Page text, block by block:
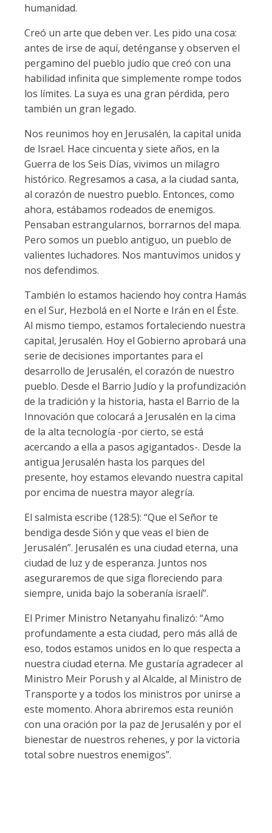
humanidad.
Creó un arte que deben ver. Les pido una cosa:
antes de irse de aquí, deténganse y observen el
pergamino del pueblo judío que creó con una
habilidad infinita que simplemente rompe todos
los límites. La suya es una gran pérdida, pero
también un gran legado.
Nos reunimos hoy en Jerusalén, la capital unida
de Israel. Hace cincuenta y siete años, en la
Guerra de los Seis Días, vivimos un milagro
histórico. Regresamos a casa, a la ciudad santa,
al corazón de nuestro pueblo. Entonces, como
ahora, estábamos rodeados de enemigos.
Pensaban estrangularnos, borrarnos del mapa.
Pero somos un pueblo antiguo, un pueblo de
valientes luchadores. Nos mantuvimos unidos y
nos defendimos.
También lo estamos haciendo hoy contra Hamás
en el Sur, Hezbolá en el Norte e Irán en el Éste.
Al mismo tiempo, estamos fortaleciendo nuestra
capital, Jerusalén. Hoy el Gobierno aprobará una
serie de decisiones importantes para el
desarrollo de Jerusalén, el corazón de nuestro
pueblo. Desde el Barrio Judío y la profundización
de la tradición y la historia, hasta el Barrio de la
Innovación que colocará a Jerusalén en la cima
de la alta tecnología -por cierto, se está
acercando a ella a pasos agigantados-. Desde la
antigua Jerusalén hasta los parques del
presente, hoy estamos elevando nuestra capital
por encima de nuestra mayor alegría.
El salmista escribe (128:5): “Que el Señor te
bendiga desde Sión y que veas el bien de
Jerusalén”. Jerusalén es una ciudad eterna, una
ciudad de luz y de esperanza. Juntos nos
aseguraremos de que siga floreciendo para
siempre, unida bajo la soberanía israelí”.
El Primer Ministro Netanyahu finalizó: “Amo
profundamente a esta ciudad, pero más allá de
eso, todos estamos unidos en lo que respecta a
nuestra ciudad eterna. Me gustaría agradecer al
Ministro Meir Porush y al Alcalde, al Ministro de
Transporte y a todos los ministros por unirse a
este momento. Ahora abriremos esta reunión
con una oración por la paz de Jerusalén y por el
bienestar de nuestros rehenes, y por la victoria
total sobre nuestros enemigos”.